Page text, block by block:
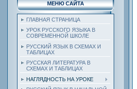
МЕНЮ САЙТА
ГЛАВНАЯ СТРАНИЦА
УРОК РУССКОГО ЯЗЫКА В
СОВРЕМЕННОЙ ШКОЛЕ
РУССКИЙ ЯЗЫК В СХЕМАХ И
ТАБЛИЦАХ
РУССКАЯ ЛИТЕРАТУРА В
СХЕМАХ И ТАБЛИЦАХ
НАГЛЯДНОСТЬ НА УРОКЕ